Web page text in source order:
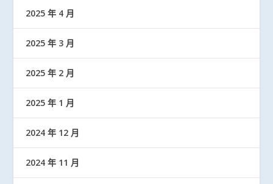
2025 年 4 月
2025 年 3 月
2025 年 2 月
2025 年 1 月
2024 年 12 月
2024 年 11 月